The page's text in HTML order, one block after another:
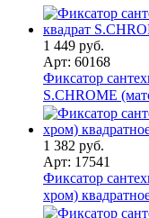
1 449 руб.
Арт: 60168
Фиксатор
S.CHROME
1 382 руб.
Арт: 17541
Фиксатор
хром)